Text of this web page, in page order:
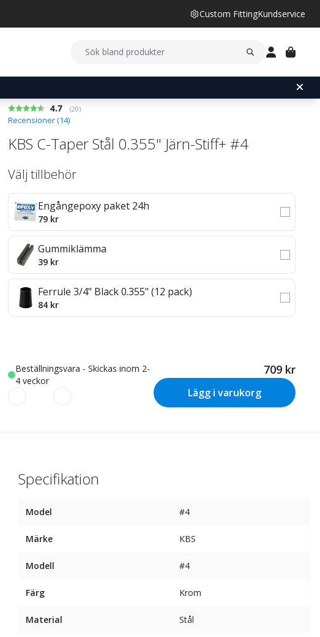
Custom FittingKundservice
Snittbetyg:
4.7 (röster:
20)
Recensioner (14)
KBS C-Taper Stål 0.355" Järn-Stiff+ #4
Välj tillbehör
Engångepoxy paket 24h
79 kr
Gummiklämma
39 kr
Ferrule 3/4" Black 0.355" (12 pack)
84 kr
Beställningsvara - Skickas inom 2-
4 veckor
709 kr
Lägg i varukorg
Specifikation
Model #4
Märke KBS
Modell #4
Färg Krom
Material Stål